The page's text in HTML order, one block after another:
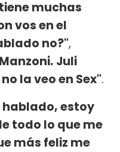
muchas
vos en el
no?",
Juli
la veo en Sex".
hablado, estoy
todo lo que me
más feliz me